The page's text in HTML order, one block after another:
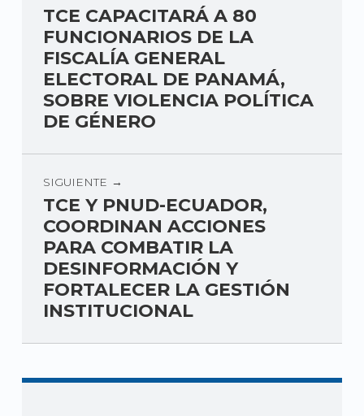
TCE CAPACITARÁ A 80
FUNCIONARIOS DE LA
FISCALÍA GENERAL
ELECTORAL DE PANAMÁ,
SOBRE VIOLENCIA POLÍTICA
DE GÉNERO
SIGUIENTE
TCE Y PNUD-ECUADOR,
COORDINAN ACCIONES
PARA COMBATIR LA
DESINFORMACIÓN Y
FORTALECER LA GESTIÓN
INSTITUCIONAL